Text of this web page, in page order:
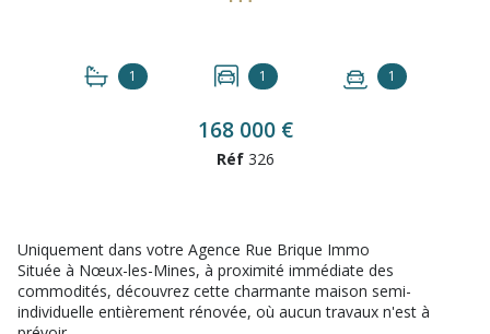
1 1 1
168 000 €
Réf 326
Uniquement dans votre Agence Rue Brique Immo
Située à Nœux-les-Mines, à proximité immédiate des
commodités, découvrez cette charmante maison semi-
individuelle entièrement rénovée, où aucun travaux n'est à